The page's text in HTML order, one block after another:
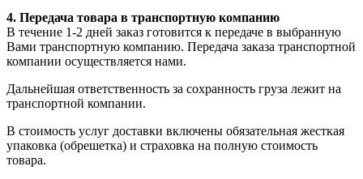
4. Передача товара в транспортную компанию
В течение 1-2 дней заказ готовится к передаче в выбранную
Вами транспортную компанию. Передача заказа транспортной
компании осуществляется нами.
Дальнейшая ответственность за сохранность груза лежит на
транспортной компании.
В стоимость услуг доставки включены обязательная жесткая
упаковка (обрешетка) и страховка на полную стоимость
товара.